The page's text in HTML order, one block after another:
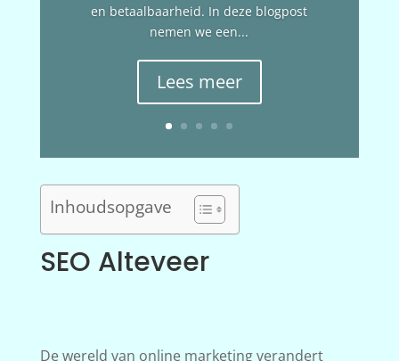
en betaalbaarheid. In deze blogpost
nemen we een...
Lees meer
Inhoudsopgave
SEO Alteveer
De wereld van online marketing verandert